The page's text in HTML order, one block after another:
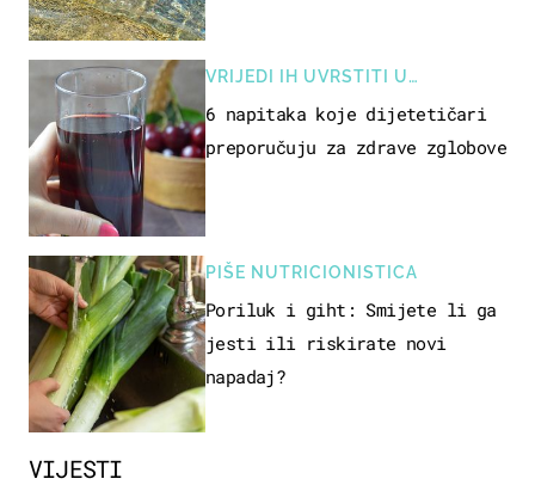
VIJESTI
VRIJEDI IH UVRSTITI U
PREHRANU
6 napitaka koje dijetetičari
preporučuju za zdrave zglobove
PIŠE NUTRICIONISTICA
Poriluk i giht: Smijete li ga
jesti ili riskirate novi
napadaj?